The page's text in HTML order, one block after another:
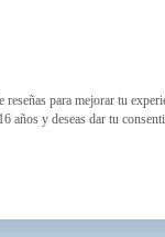
para mejorar tu
años y deseas dar tu